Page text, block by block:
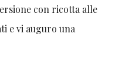
con ricotta alle
e vi auguro una